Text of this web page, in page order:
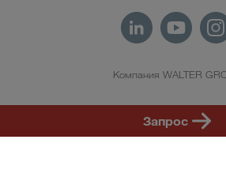
Запрос
Компания WALTER